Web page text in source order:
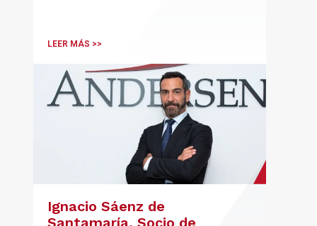
LEER MÁS >>
Ignacio Sáenz de
Santamaría, Socio de